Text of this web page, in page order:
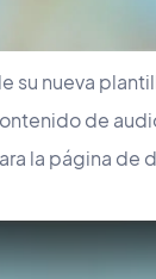
su nueva
de
la página